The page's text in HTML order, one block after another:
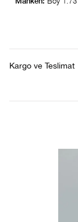
Kargo ve Teslimat